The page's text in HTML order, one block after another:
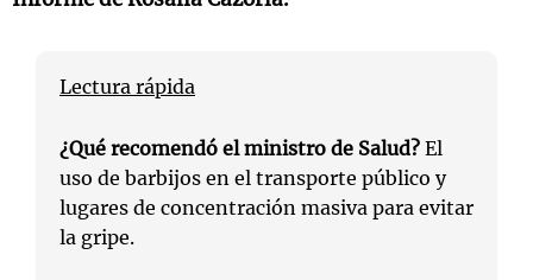
Lectura rápida
¿Qué recomendó el ministro de Salud? El
uso de barbijos en el transporte público y
lugares de concentración masiva para evitar
la gripe.